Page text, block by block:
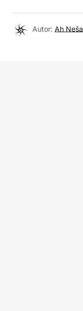
Autor: Ah Neša